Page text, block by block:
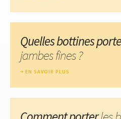
Quelles bottines
jambes fines ?
EN SAVOIR PLUS